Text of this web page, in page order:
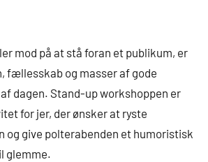
mod på at stå foran et publikum, er
fællesskab og masser af gode
dagen. Stand-up workshoppen er
for jer, der ønsker at ryste
og give polterabenden et humoristisk
glemme.